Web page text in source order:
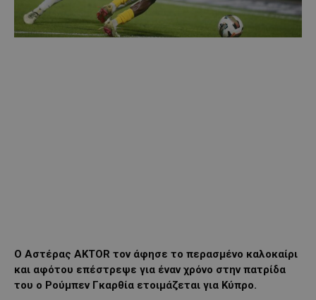
Ο Αστέρας AKTOR τον άφησε το περασμένο καλοκαίρι
και αφότου επέστρεψε για έναν χρόνο στην πατρίδα
του ο Ρούμπεν Γκαρθία ετοιμάζεται για Κύπρο.